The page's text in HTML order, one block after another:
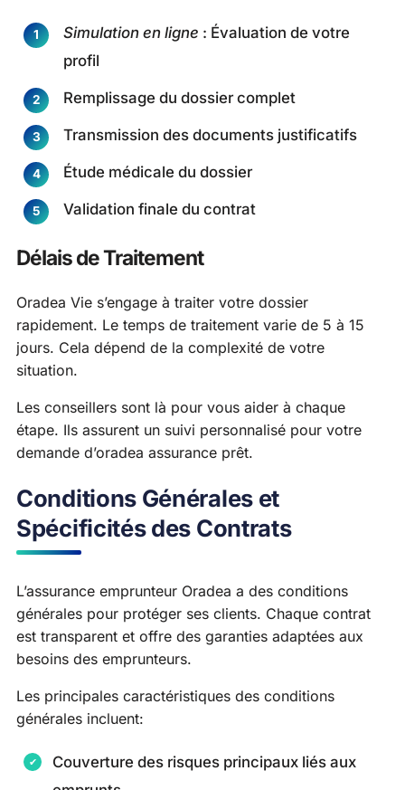
Simulation en ligne : Évaluation de votre
profil
Remplissage du dossier complet
Transmission des documents justificatifs
Étude médicale du dossier
Validation finale du contrat
Délais de Traitement
Oradea Vie s’engage à traiter votre dossier
rapidement. Le temps de traitement varie de 5 à 15
jours. Cela dépend de la complexité de votre
situation.
Les conseillers sont là pour vous aider à chaque
étape. Ils assurent un suivi personnalisé pour votre
demande d’oradea assurance prêt.
Conditions Générales et
Spécificités des Contrats
L’assurance emprunteur Oradea a des conditions
générales pour protéger ses clients. Chaque contrat
est transparent et offre des garanties adaptées aux
besoins des emprunteurs.
Les principales caractéristiques des conditions
générales incluent:
Couverture des risques principaux liés aux